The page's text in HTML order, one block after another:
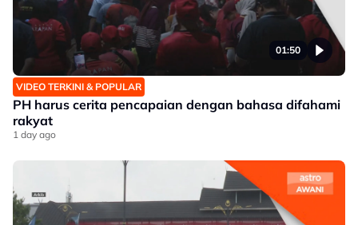
01:50
VIDEO TERKINI & POPULAR
PH harus cerita pencapaian dengan bahasa difahami
rakyat
1 day ago